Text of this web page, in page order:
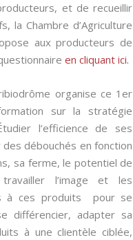
et de recueillir
la Chambre d’Agriculture
aux producteurs de
en cliquant ici.
organise ce 1er
sur la stratégie
l’efficience de ses
débouchés en fonction
sa ferme, le potentiel de
l’image et les
à ces produits pour se
différencier, adapter sa
à une clientèle ciblée,